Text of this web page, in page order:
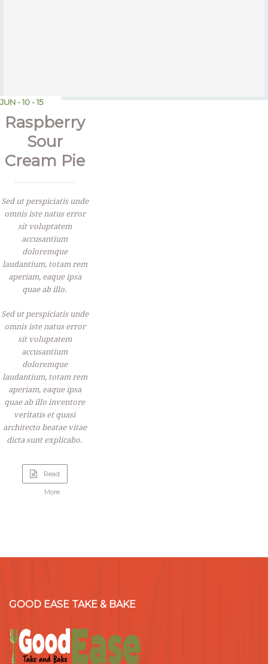
JUN - 10 - 15
Raspberry
Sour
Cream Pie
Sed ut perspiciatis unde
omnis iste natus error
sit voluptatem
accusantium
doloremque
laudantium, totam rem
aperiam, eaque ipsa
quae ab illo.
Sed ut perspiciatis unde
omnis iste natus error
sit voluptatem
accusantium
doloremque
laudantium, totam rem
aperiam, eaque ipsa
quae ab illo inventore
veritatis et quasi
architecto beatae vitae
dicta sunt explicabo.
Read
More“Raspberry
GOOD EASE TAKE & BAKE